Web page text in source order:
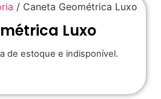
/ Caneta Geométrica Luxo
Luxo
de estoque e indisponível.